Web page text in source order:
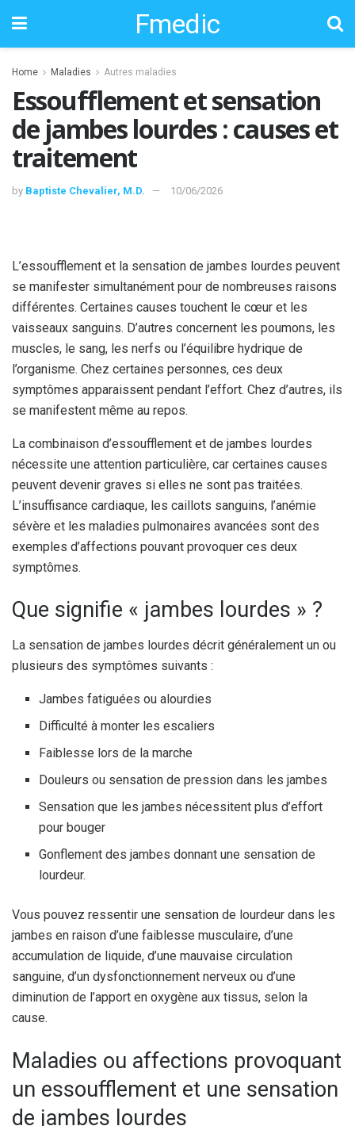
Fmedic
Home Maladies Autres maladies
Essoufflement et sensation
de jambes lourdes : causes et
traitement
by Baptiste Chevalier, M.D. 10/06/2026
L’essoufflement et la sensation de jambes lourdes peuvent
se manifester simultanément pour de nombreuses raisons
différentes. Certaines causes touchent le cœur et les
vaisseaux sanguins. D’autres concernent les poumons, les
muscles, le sang, les nerfs ou l’équilibre hydrique de
l’organisme. Chez certaines personnes, ces deux
symptômes apparaissent pendant l’effort. Chez d’autres, ils
se manifestent même au repos.
La combinaison d’essoufflement et de jambes lourdes
nécessite une attention particulière, car certaines causes
peuvent devenir graves si elles ne sont pas traitées.
L’insuffisance cardiaque, les caillots sanguins, l’anémie
sévère et les maladies pulmonaires avancées sont des
exemples d’affections pouvant provoquer ces deux
symptômes.
Que signifie « jambes lourdes » ?
La sensation de jambes lourdes décrit généralement un ou
plusieurs des symptômes suivants :
Jambes fatiguées ou alourdies
Difficulté à monter les escaliers
Faiblesse lors de la marche
Douleurs ou sensation de pression dans les jambes
Sensation que les jambes nécessitent plus d’effort
pour bouger
Gonflement des jambes donnant une sensation de
lourdeur.
Vous pouvez ressentir une sensation de lourdeur dans les
jambes en raison d’une faiblesse musculaire, d’une
accumulation de liquide, d’une mauvaise circulation
sanguine, d’un dysfonctionnement nerveux ou d’une
diminution de l’apport en oxygène aux tissus, selon la
cause.
Maladies ou affections provoquant
un essoufflement et une sensation
de jambes lourdes